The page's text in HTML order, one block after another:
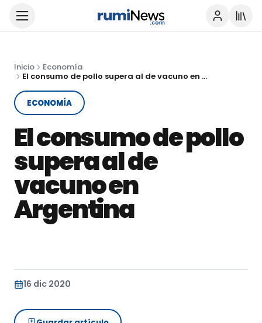
Inicio
Economía
El consumo de pollo supera al de vacuno en Argentina
ECONOMÍA
El consumo de pollo
supera al de
vacuno en
Argentina
16 dic 2020